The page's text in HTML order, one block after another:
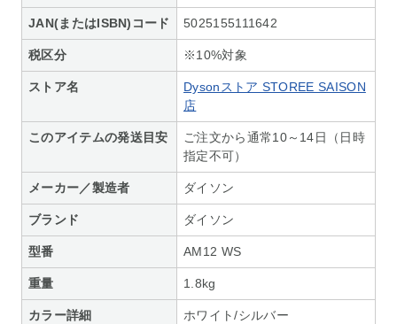
JAN(またはISBN)コード 5025155111642
税区分 ※10%対象
ストア名
Dysonストア STOREE SAISON
店
このアイテムの発送目安
ご注文から通常10～14日（日時
指定不可）
メーカー／製造者 ダイソン
ブランド ダイソン
型番 AM12 WS
重量 1.8kg
カラー詳細 ホワイト/シルバー